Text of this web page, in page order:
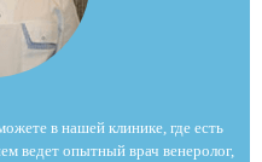
в нашей клинике, где есть
ведет опытный врач венеролог,